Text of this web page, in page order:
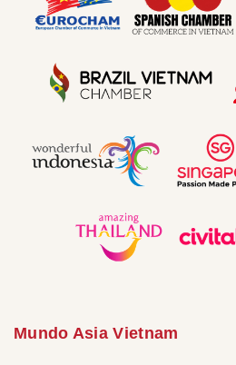
Mundo Asia Vietnam